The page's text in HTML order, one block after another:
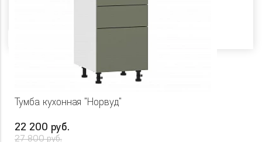
Тумба кухонная "Норвуд"
22 200 руб.
27 800 руб.